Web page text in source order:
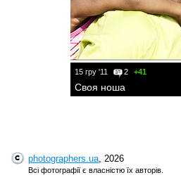
15 гру '11 2 +41
Своя ноша
photographers.ua, 2026
Всі фотографії є власністю їх авторів.